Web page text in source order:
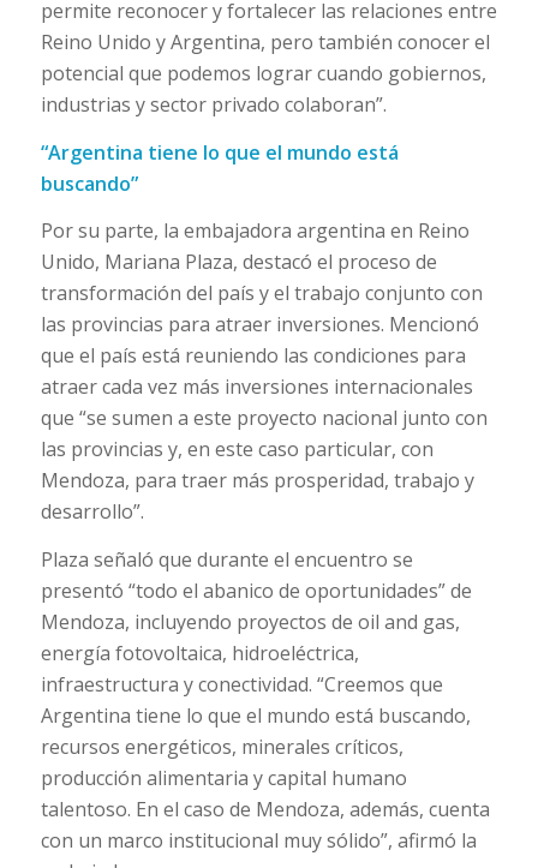
permite reconocer y fortalecer las relaciones entre
Reino Unido y Argentina, pero también conocer el
potencial que podemos lograr cuando gobiernos,
industrias y sector privado colaboran”.
“Argentina tiene lo que el mundo está
buscando”
Por su parte, la embajadora argentina en Reino
Unido, Mariana Plaza, destacó el proceso de
transformación del país y el trabajo conjunto con
las provincias para atraer inversiones. Mencionó
que el país está reuniendo las condiciones para
atraer cada vez más inversiones internacionales
que “se sumen a este proyecto nacional junto con
las provincias y, en este caso particular, con
Mendoza, para traer más prosperidad, trabajo y
desarrollo”.
Plaza señaló que durante el encuentro se
presentó “todo el abanico de oportunidades” de
Mendoza, incluyendo proyectos de oil and gas,
energía fotovoltaica, hidroeléctrica,
infraestructura y conectividad. “Creemos que
Argentina tiene lo que el mundo está buscando,
recursos energéticos, minerales críticos,
producción alimentaria y capital humano
talentoso. En el caso de Mendoza, además, cuenta
con un marco institucional muy sólido”, afirmó la